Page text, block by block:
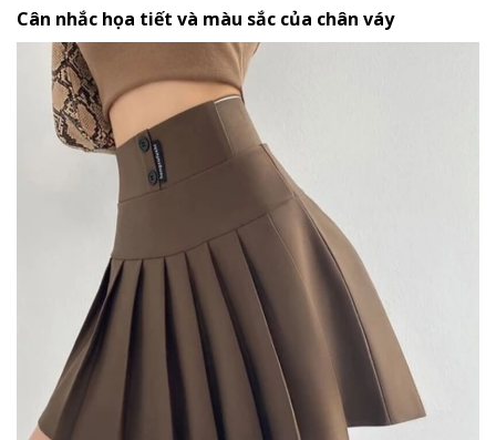
Cân nhắc họa tiết và màu sắc của chân váy